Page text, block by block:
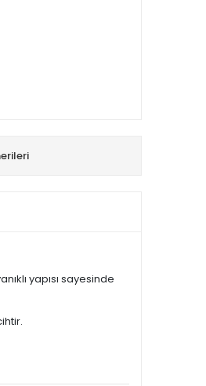
yapısı sayesinde